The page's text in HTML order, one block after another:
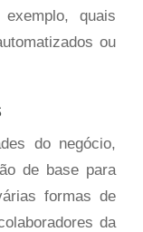
quais
ou
do negócio,
de base para
formas de
da